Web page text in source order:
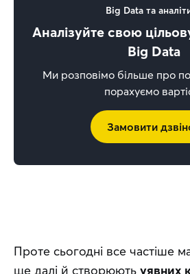
Big Data та
Аналізуйте свою
Big Data
Ми розповімо більше про
порахуємо
Замовити
Проте сьогодні все частіше
ще далі й створюють уявних